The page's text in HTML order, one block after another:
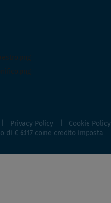
Privacy Policy
Cookie Policy
€ 6.117 come credito imposta